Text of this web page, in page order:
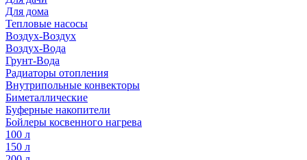
Для дома
Тепловые насосы
Воздух-Воздух
Воздух-Вода
Грунт-Вода
Радиаторы отопления
Внутрипольные конвекторы
Биметаллические
Буферные накопители
Бойлеры косвенного нагрева
100 л
150 л